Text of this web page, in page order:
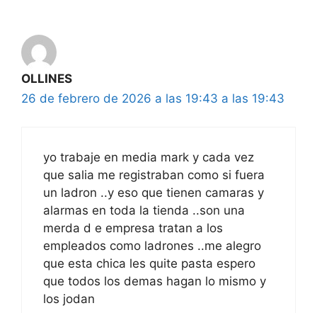
OLLINES
26 de febrero de 2026 a las 19:43 a las 19:43
yo trabaje en media mark y cada vez
que salia me registraban como si fuera
un ladron ..y eso que tienen camaras y
alarmas en toda la tienda ..son una
merda d e empresa tratan a los
empleados como ladrones ..me alegro
que esta chica les quite pasta espero
que todos los demas hagan lo mismo y
los jodan